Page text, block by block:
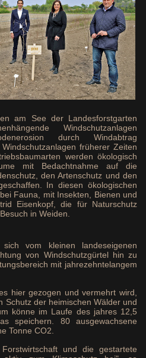
am See der Landesforstgarten
Windschutzanlagen
durch Windabtrag
früherer Zeiten
werden ökologisch
mit Bedachtnahme auf die
den Artenschutz und den
In diesen ökologischen
Fauna, mit Insekten, Bienen und
Eisenkopf, die für Naturschutz
in Weiden.
vom kleinen landeseigenen
von Windschutzgürtel hin zu
mit jahrezehntelangem
hier gezogen und vermehrt wird,
Schutz der heimischen Wälder und
könne im Laufe des jahres 12,5
speichern. 80 ausgewachsene
Tonne CO2.
und die gestartete